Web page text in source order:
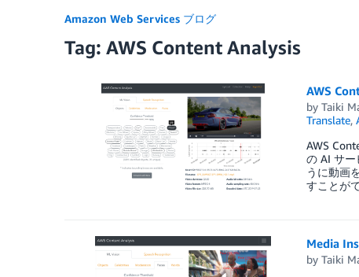
Amazon Web Services ブログ
Tag: AWS Content Analysis
AWS
by Taiki
Translate,
AWS
の AI サー
うに動画
すことが
Media
by Taiki